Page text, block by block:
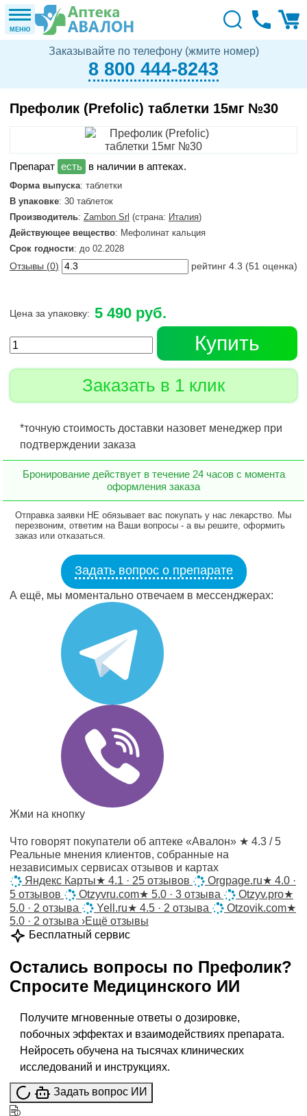
МЕНЮ
Заказывайте по телефону (жмите номер)
8 800 444-8243
Префолик (Prefolic) таблетки 15мг №30
в наличии в аптеках.
Форма выпуска: таблетки
В упаковке: 30 таблеток
Производитель: Zambon Srl (страна: Италия)
Действующее вещество: Мефолинат кальция
Срок годности: до 02.2028
Отзывы (0) рейтинг 4.3 (51 оценка)
Цена за упаковку: 5 490 руб.
Купить
Заказать в 1 клик
*точную стоимость доставки назовет менеджер при
подтверждении заказа
Бронирование действует в течение 24 часов с момента
оформления заказа
Отправка заявки НЕ обязывает вас покупать у нас лекарство. Мы
перезвоним, ответим на Ваши вопросы - а вы решите, оформить
заказ или отказаться.
Задать вопрос о препарате
А ещё, мы моментально отвечаем в мессенджерах:
Жми на кнопку
Что говорят покупатели об аптеке «Авалон» ★ 4.3 / 5
Реальные мнения клиентов, собранные на
независимых сервисах отзывов и картах
Яндекс Карты★ 4.1 · 25 отзывов Orgpage.ru★ 4.0 ·
5 отзывов
Otzyvru.com★ 5.0 · 3 отзыва Otzyv.pro★
5.0 · 2 отзыва
Yell.ru★ 4.5 · 2 отзыва Otzovik.com★
5.0 · 2 отзыва ›Ещё отзывы
Бесплатный сервис
Остались вопросы по Префолик?
Спросите Медицинского ИИ
Получите мгновенные ответы о дозировке,
побочных эффектах и взаимодействиях препарата.
Нейросеть обучена на тысячах клинических
исследований и инструкциях.
Задать вопрос ИИ